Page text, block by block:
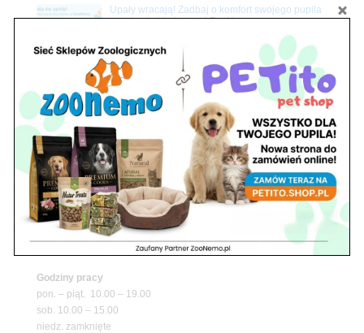
Upały wracają! Zadbaj o komfort swojego pupila
z matami chłodzącymi ZooNemo
Z Życia Sklepu
Petito Pet Shop – Internetowy Sklep Zoologiczny
Online! Wszystko Dla Twojego Pupila | ZooNemo
Znajdź nas
Adres
05-120 Legionowo
ul. Piłsudskiego 31,
pawilon 134
Godziny pracy
pon. – piąt. 10.00 – 19.00
sob. 10.00 – 15.00
niedz. zamknięte